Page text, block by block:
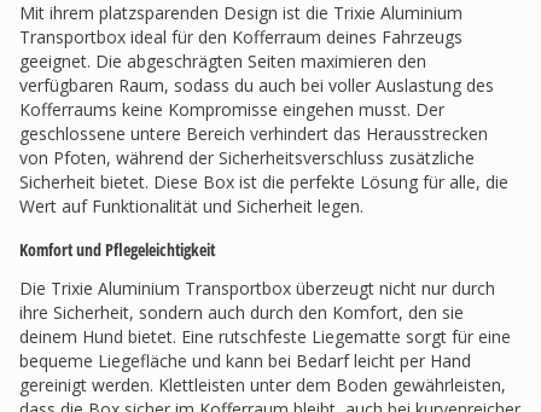
Mit ihrem platzsparenden Design ist die Trixie Aluminium
Transportbox ideal für den Kofferraum deines Fahrzeugs
geeignet. Die abgeschrägten Seiten maximieren den
verfügbaren Raum, sodass du auch bei voller Auslastung des
Kofferraums keine Kompromisse eingehen musst. Der
geschlossene untere Bereich verhindert das Herausstrecken
von Pfoten, während der Sicherheitsverschluss zusätzliche
Sicherheit bietet. Diese Box ist die perfekte Lösung für alle, die
Wert auf Funktionalität und Sicherheit legen.
Komfort und Pflegeleichtigkeit
Die Trixie Aluminium Transportbox überzeugt nicht nur durch
ihre Sicherheit, sondern auch durch den Komfort, den sie
deinem Hund bietet. Eine rutschfeste Liegematte sorgt für eine
bequeme Liegefläche und kann bei Bedarf leicht per Hand
gereinigt werden. Klettleisten unter dem Boden gewährleisten,